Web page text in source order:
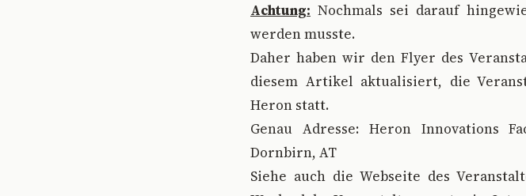
Achtung: Nochmals sei darauf
werden musste.
Daher haben wir den Flyer des
diesem Artikel aktualisiert, die
Heron statt.
Genau Adresse: Heron Innovations
Dornbirn, AT
Siehe auch die Webseite des